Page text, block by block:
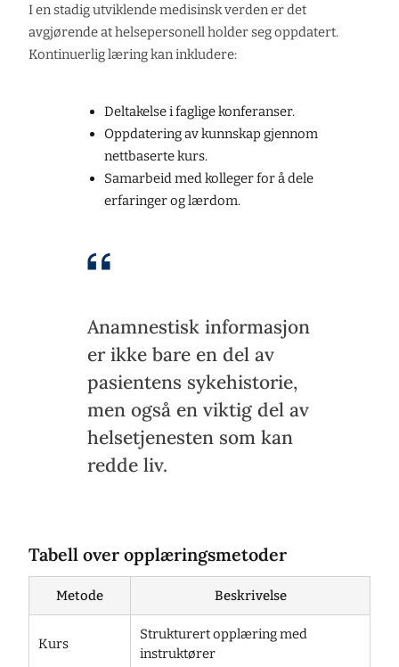
I en stadig utviklende medisinsk verden er det
avgjørende at helsepersonell holder seg oppdatert.
Kontinuerlig læring kan inkludere:
Deltakelse i faglige konferanser.
Oppdatering av kunnskap gjennom
nettbaserte kurs.
Samarbeid med kolleger for å dele
erfaringer og lærdom.
Anamnestisk informasjon
er ikke bare en del av
pasientens sykehistorie,
men også en viktig del av
helsetjenesten som kan
redde liv.
Tabell over opplæringsmetoder
Metode Beskrivelse
Kurs
Strukturert opplæring med
instruktører